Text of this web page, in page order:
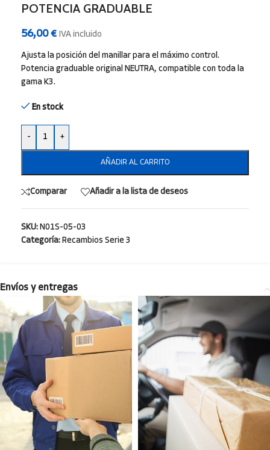
POTENCIA GRADUABLE
56,00€ IVA incluido
Ajusta la posición del manillar para el máximo control.
Potencia graduable original NEUTRA, compatible con toda la
gama K3.
En stock
- +
AÑADIR AL CARRITO
Comparar Añadir a la lista de deseos
SKU: N01S-05-03
Categoría: Recambios Serie 3
Envíos y entregas